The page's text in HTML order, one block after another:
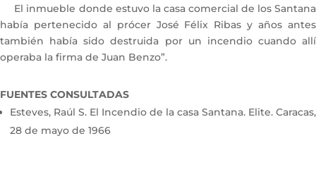
El inmueble donde estuvo la casa comercial de los Santana
había pertenecido al prócer José Félix Ribas y años antes
también había sido destruida por un incendio cuando allí
operaba la firma de Juan Benzo”.
FUENTES CONSULTADAS
Esteves, Raúl S. El Incendio de la casa Santana. Elite. Caracas,
28 de mayo de 1966